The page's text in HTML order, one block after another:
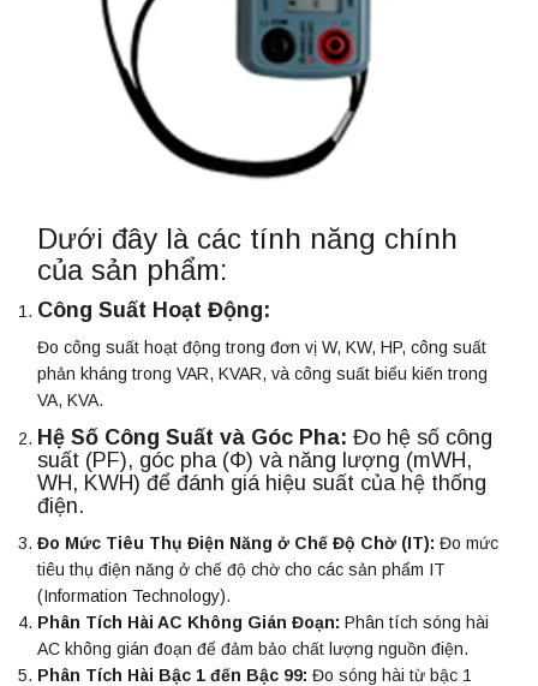
Dưới đây là các tính năng chính
của sản phẩm:
Công Suất Hoạt Động:
Đo công suất hoạt động trong đơn vị W, KW, HP, công suất
phản kháng trong VAR, KVAR, và công suất biểu kiến trong
VA, KVA.
Hệ Số Công Suất và Góc Pha: Đo hệ số công
suất (PF), góc pha (Φ) và năng lượng (mWH,
WH, KWH) để đánh giá hiệu suất của hệ thống
điện.
Đo Mức Tiêu Thụ Điện Năng ở Chế Độ Chờ (IT): Đo mức
tiêu thụ điện năng ở chế độ chờ cho các sản phẩm IT
(Information Technology).
Phân Tích Hài AC Không Gián Đoạn: Phân tích sóng hài
AC không gián đoạn để đảm bảo chất lượng nguồn điện.
Phân Tích Hài Bậc 1 đến Bậc 99: Đo sóng hài từ bậc 1